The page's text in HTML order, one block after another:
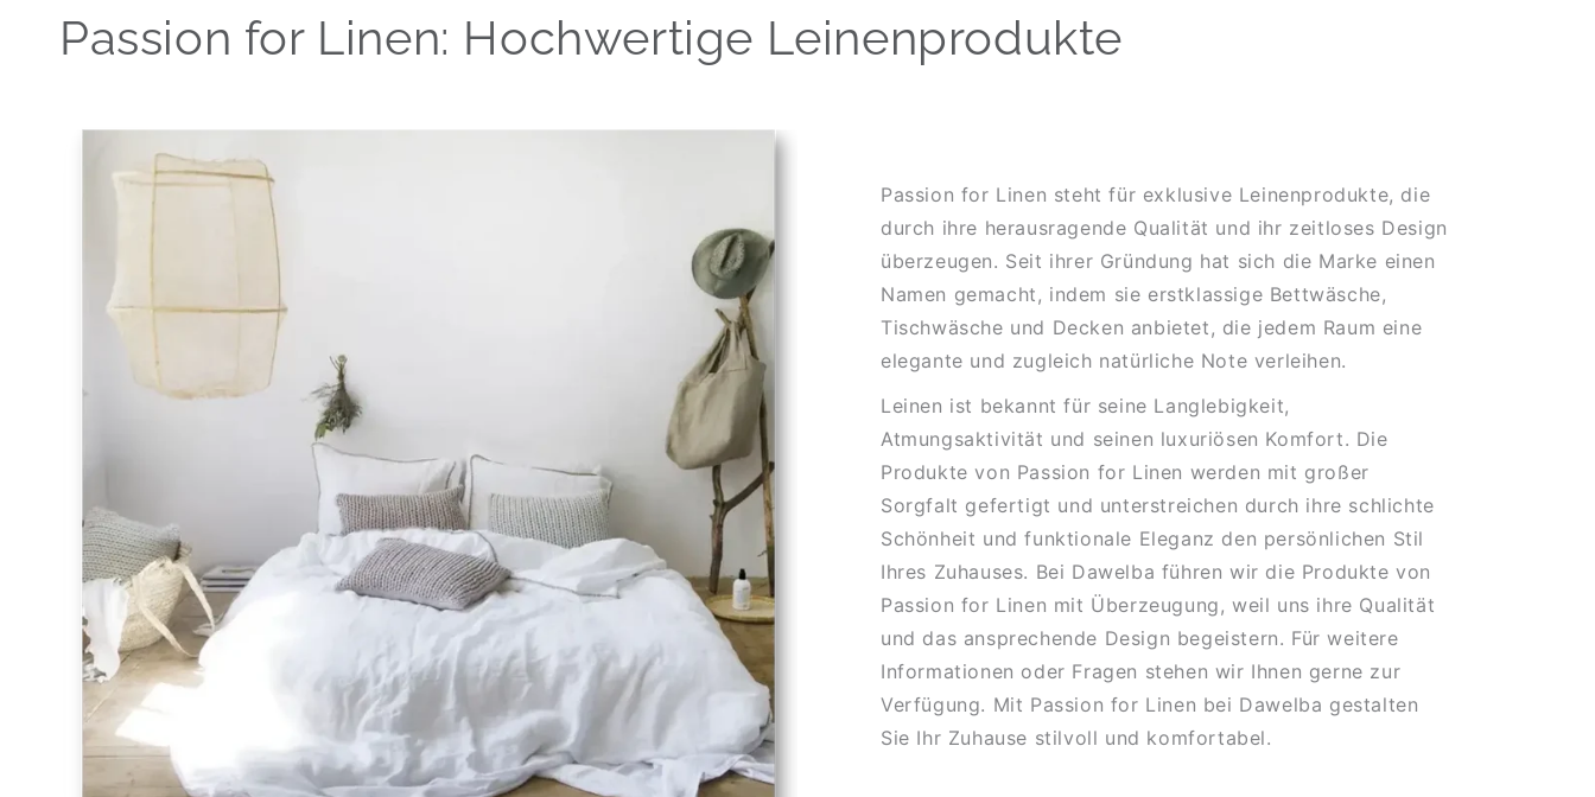
Passion for Linen: Hochwertige Leinenprodukte
Passion for Linen steht für exklusive Leinenprodukte, die
durch ihre herausragende Qualität und ihr zeitloses Design
überzeugen. Seit ihrer Gründung hat sich die Marke einen
Namen gemacht, indem sie erstklassige Bettwäsche,
Tischwäsche und Decken anbietet, die jedem Raum eine
elegante und zugleich natürliche Note verleihen.
Leinen ist bekannt für seine Langlebigkeit,
Atmungsaktivität und seinen luxuriösen Komfort. Die
Produkte von Passion for Linen werden mit großer
Sorgfalt gefertigt und unterstreichen durch ihre schlichte
Schönheit und funktionale Eleganz den persönlichen Stil
Ihres Zuhauses. Bei Dawelba führen wir die Produkte von
Passion for Linen mit Überzeugung, weil uns ihre Qualität
und das ansprechende Design begeistern. Für weitere
Informationen oder Fragen stehen wir Ihnen gerne zur
Verfügung. Mit Passion for Linen bei Dawelba gestalten
Sie Ihr Zuhause stilvoll und komfortabel.